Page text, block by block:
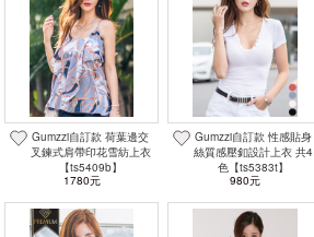
Gumzzi自訂款 荷葉邊交
叉鍊式肩帶印花雪紡上衣
【ts5409b】
1780元
Gumzzi自訂款 性感貼身
絲質感壓釦設計上衣 共4
色【ts5383t】
980元